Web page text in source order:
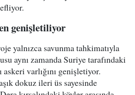
genişletiliyor
yalnızca savunma tahkimatıyla
aynı zamanda Suriye tarafındaki
varlığını genişletiyor.
dokuz ileri üs sayesinde